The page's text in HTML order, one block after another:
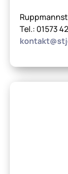
Tel.: 01573